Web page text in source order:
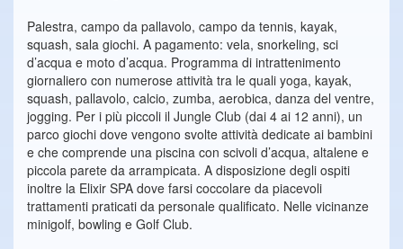
Palestra, campo da pallavolo, campo da tennis, kayak,
squash, sala giochi. A pagamento: vela, snorkeling, sci
d’acqua e moto d’acqua. Programma di intrattenimento
giornaliero con numerose attività tra le quali yoga, kayak,
squash, pallavolo, calcio, zumba, aerobica, danza del ventre,
jogging. Per i più piccoli il Jungle Club (dai 4 ai 12 anni), un
parco giochi dove vengono svolte attività dedicate ai bambini
e che comprende una piscina con scivoli d’acqua, altalene e
piccola parete da arrampicata. A disposizione degli ospiti
inoltre la Elixir SPA dove farsi coccolare da piacevoli
trattamenti praticati da personale qualificato. Nelle vicinanze
minigolf, bowling e Golf Club.